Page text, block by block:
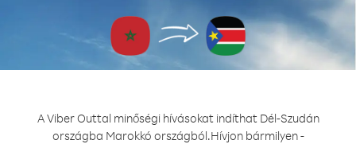
A Viber Outtal minőségi hívásokat indíthat Dél-Szudán
országba Marokkó országból.Hívjon bármilyen -